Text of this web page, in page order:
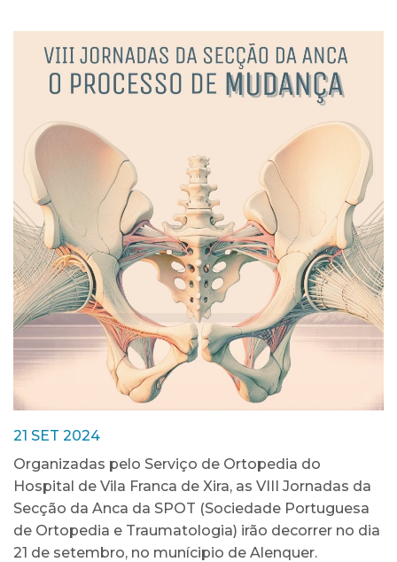
21 SET 2024
Organizadas pelo Serviço de Ortopedia do
Hospital de Vila Franca de Xira, as VIII Jornadas da
Secção da Anca da SPOT (Sociedade Portuguesa
de Ortopedia e Traumatologia) irão decorrer no dia
21 de setembro, no munícipio de Alenquer.